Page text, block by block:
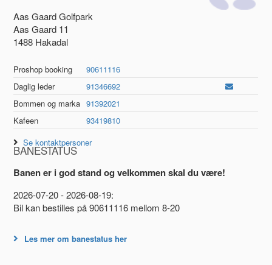
Aas Gaard Golfpark
Aas Gaard 11
1488 Hakadal
Proshop booking
90611116
Daglig leder
91346692
Bommen og marka 91392021
Kafeen
93419810
Se kontaktpersoner
BANESTATUS
Banen er i god stand og velkommen skal du være!
2026-07-20 - 2026-08-19:
Bil kan bestilles på 90611116 mellom 8-20
Les mer om banestatus her